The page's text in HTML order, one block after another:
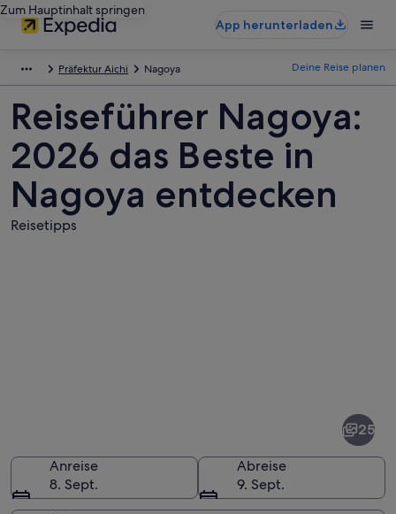
Zum Hauptinhalt springen
App herunterladen
Präfektur Aichi Nagoya Deine Reise planen
Reiseführer Nagoya:
2026 das Beste in
Nagoya entdecken
Reisetipps
25
Anreise
8. Sept.
Abreise
9. Sept.